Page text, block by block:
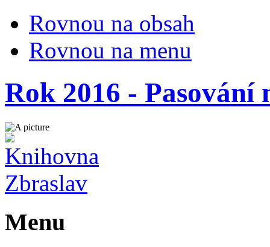
Rovnou na obsah
Rovnou na menu
Rok 2016 - Pasování
Menu